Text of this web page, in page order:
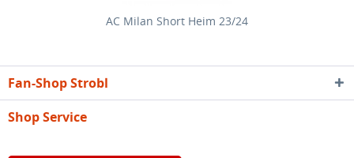
AC Milan Short Heim 23/24
Fan-Shop Strobl
Shop Service